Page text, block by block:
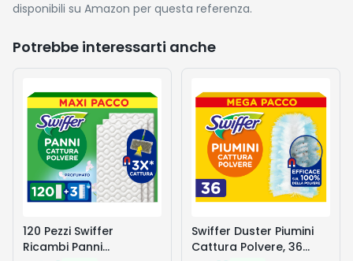
disponibili su Amazon per questa referenza.
Potrebbe interessarti anche
120 Pezzi Swiffer
Ricambi Panni
Swiffer Duster Piumini
Cattura Polvere, 36